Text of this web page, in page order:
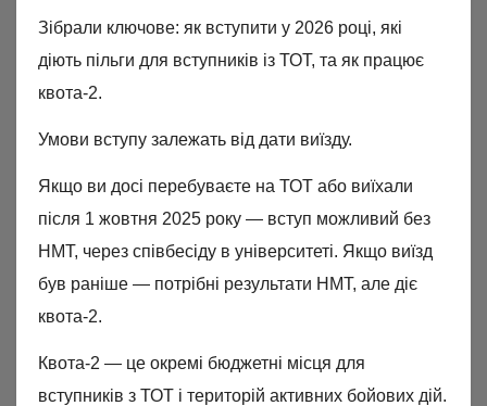
Зібрали ключове: як вступити у 2026 році, які
діють пільги для вступників із ТОТ, та як працює
квота-2.
Умови вступу залежать від дати виїзду.
Якщо ви досі перебуваєте на ТОТ або виїхали
після 1 жовтня 2025 року — вступ можливий без
НМТ, через співбесіду в університеті. Якщо виїзд
був раніше — потрібні результати НМТ, але діє
квота-2.
Квота-2 — це окремі бюджетні місця для
вступників з ТОТ і територій активних бойових дій.